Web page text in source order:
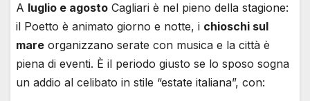
A luglio e agosto Cagliari è nel pieno della stagione:
il Poetto è animato giorno e notte, i chioschi sul
mare organizzano serate con musica e la città è
piena di eventi. È il periodo giusto se lo sposo sogna
un addio al celibato in stile “estate italiana”, con: